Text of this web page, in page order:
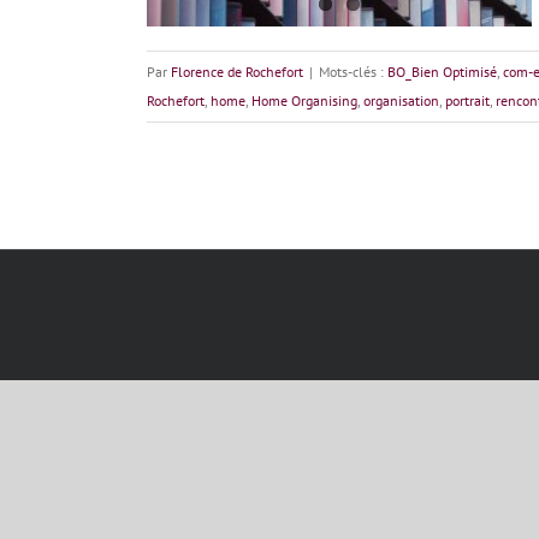
Par Florence de Rochefort | Mots-clés : BO_Bien Optimisé, com-
Rochefort, home, Home Organising, organisation, portrait,